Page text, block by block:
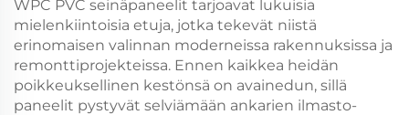
WPC PVC seinäpaneelit tarjoavat lukuisia
mielenkiintoisia etuja, jotka tekevät niistä
erinomaisen valinnan moderneissa rakennuksissa ja
remonttiprojekteissa. Ennen kaikkea heidän
poikkeuksellinen kestönsä on avainedun, sillä
paneelit pystyvät selviämään ankarien ilmasto-